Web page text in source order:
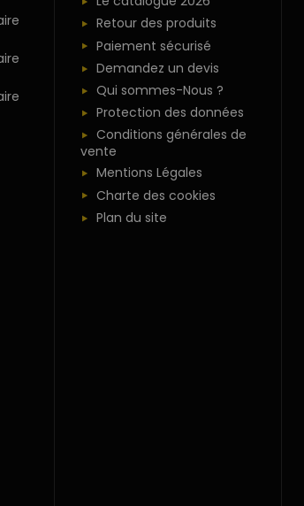
Retour des produits
Paiement sécurisé
Demandez un devis
Qui sommes-Nous ?
Protection des données
Conditions générales de
vente
Mentions Légales
Charte des cookies
Plan du site